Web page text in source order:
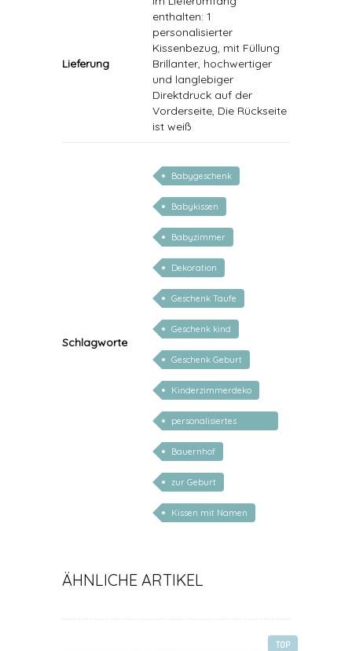
Lieferung
enthalten: 1
personalisierter
Kissenbezug, mit Füllung
Brillanter, hochwertiger
und langlebiger
Direktdruck auf der
Vorderseite, Die Rückseite
ist weiß
Schlagworte
Babygeschenk
Babykissen
Babyzimmer
Dekoration
Geschenk Taufe
Geschenk kind
Geschenk Geburt
Kinderzimmerdeko
personalisiertes
Geschenk Baby
Bauernhof
zur Geburt
Kissen mit Namen
ÄHNLICHE ARTIKEL
TOP